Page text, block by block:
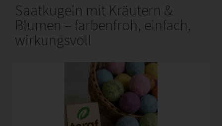
Saatkugeln mit Kräutern &
Blumen – farbenfroh, einfach,
wirkungsvoll